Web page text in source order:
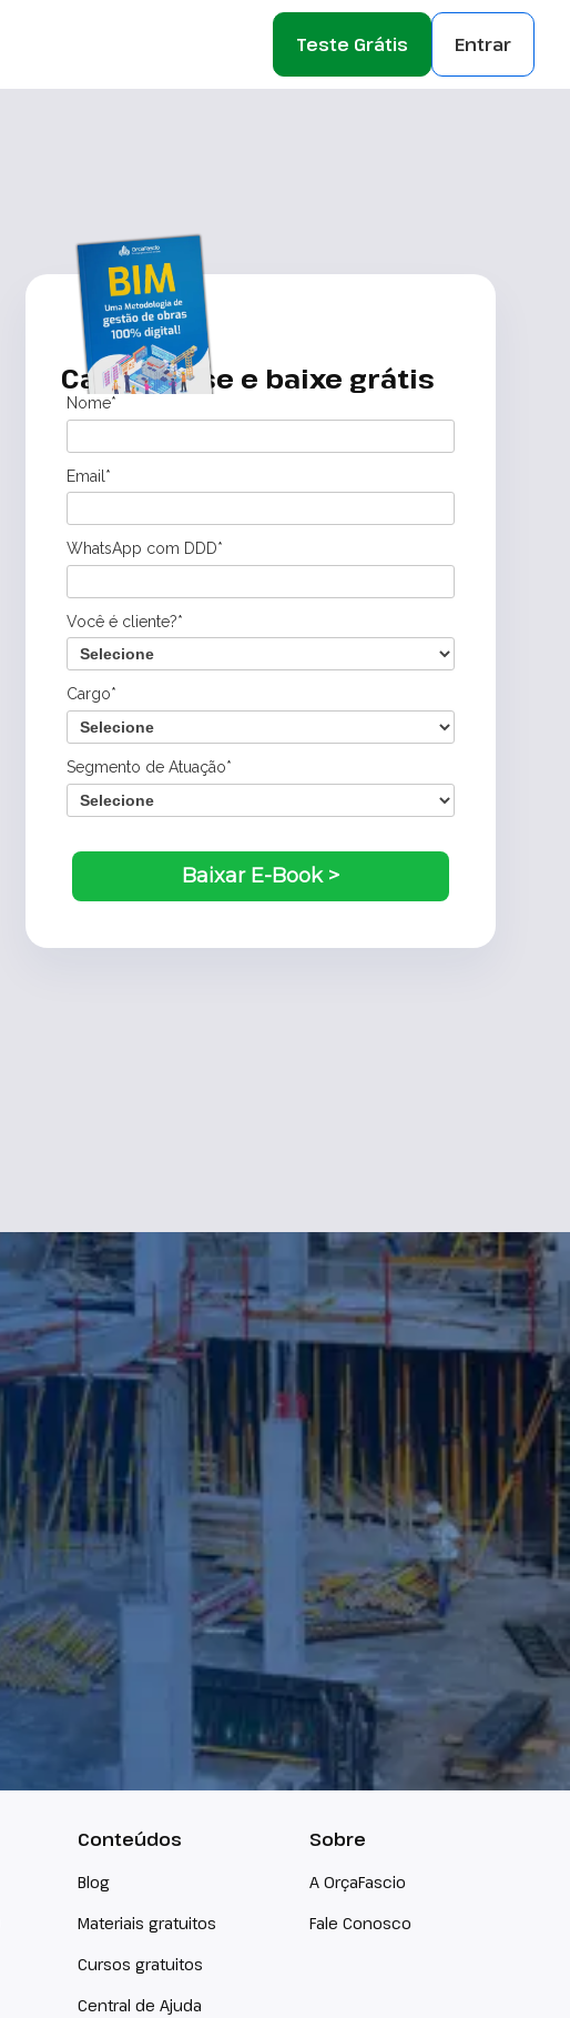
Teste Grátis Entrar
Cadastre-se e baixe grátis
Nome*
Email*
WhatsApp com DDD*
Você é cliente?*
Cargo*
Segmento de Atuação*
Baixar E-Book >
Conteúdos
Blog
Materiais gratuitos
Cursos gratuitos
Central de Ajuda
Sobre
A OrçaFascio
Fale Conosco